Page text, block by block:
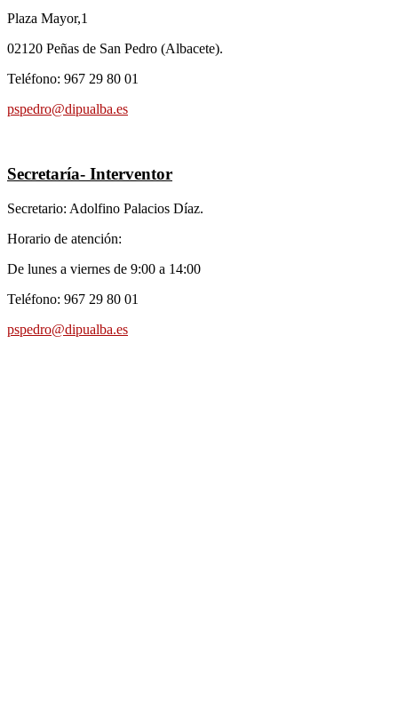
Plaza Mayor,1
02120 Peñas de San Pedro (Albacete).
Teléfono: 967 29 80 01
pspedro@dipualba.es
Secretaría- Interventor
Secretario: Adolfino Palacios Díaz.
Horario de atención:
De lunes a viernes de 9:00 a 14:00
Teléfono: 967 29 80 01
pspedro@dipualba.es